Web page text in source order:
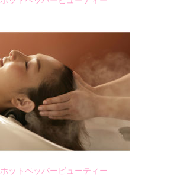
ホットペッパービューティー